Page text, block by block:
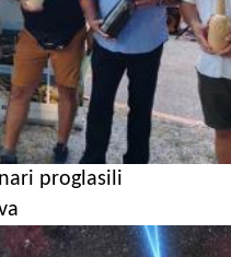
proglasili